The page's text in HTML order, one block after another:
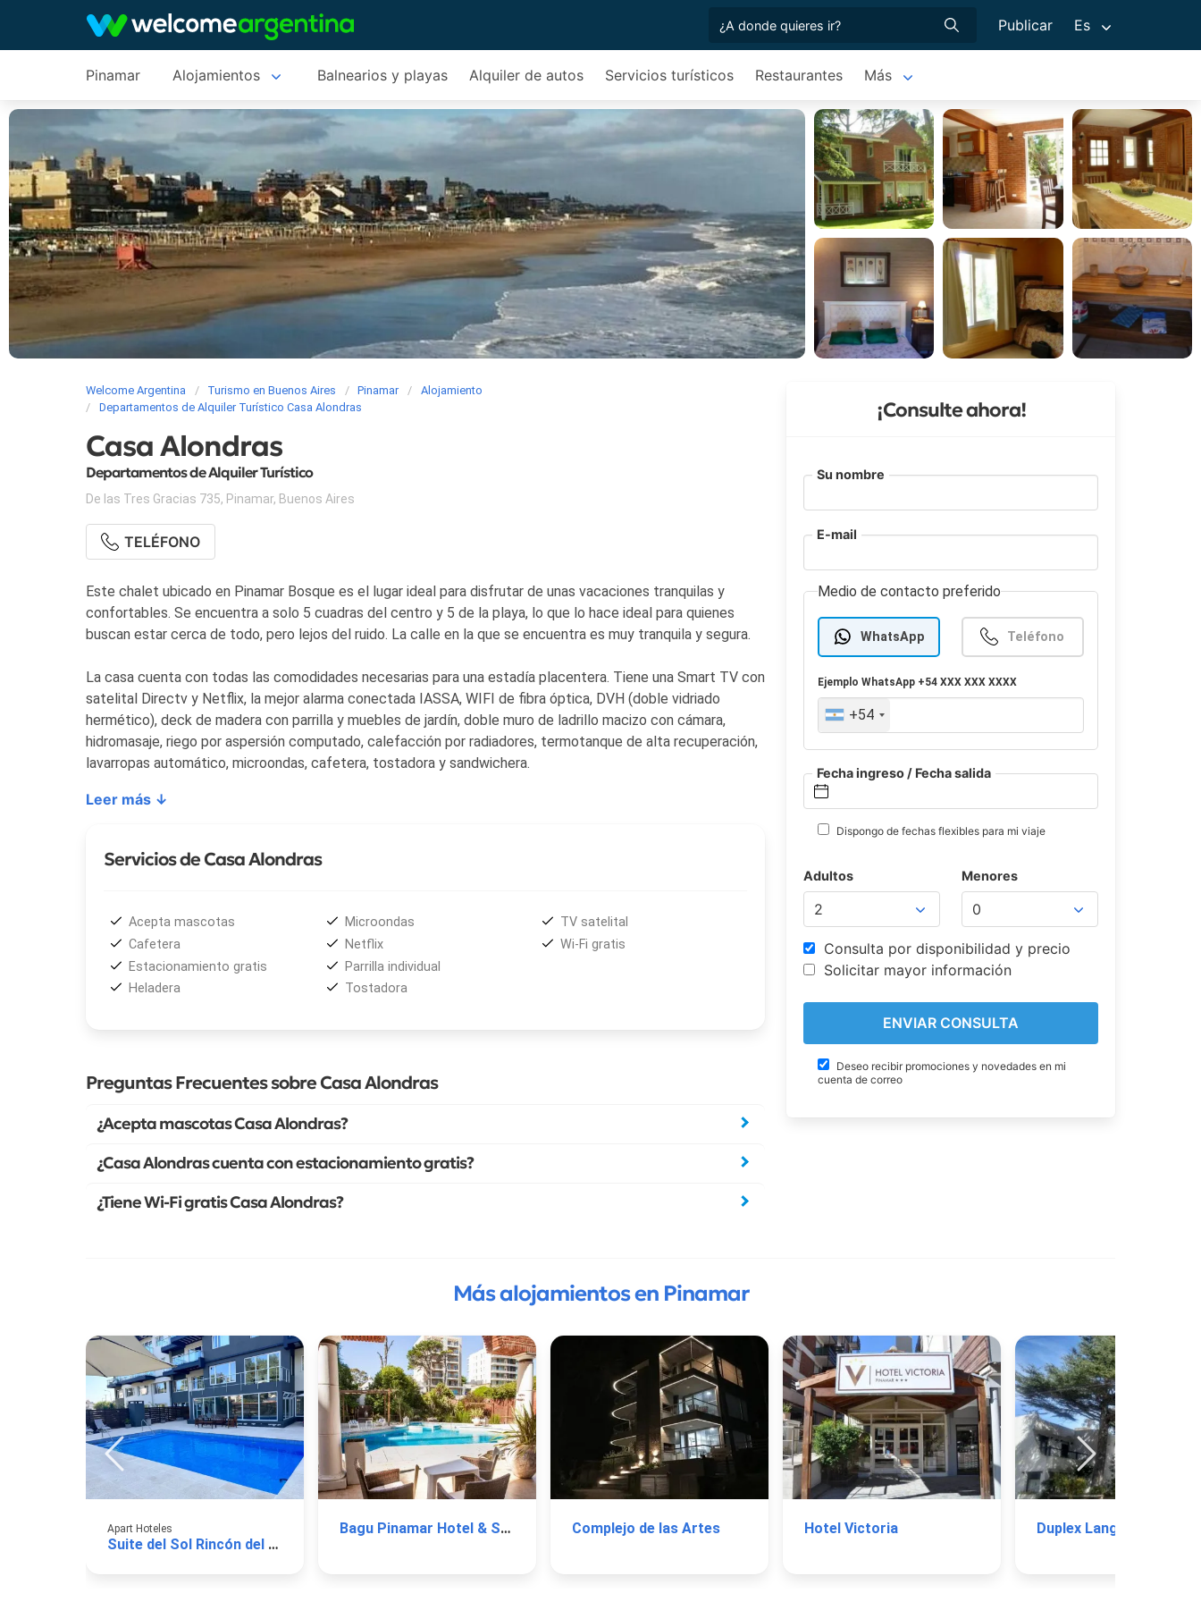
Publicar Es
Pinamar Alojamientos Balnearios y playas Alquiler de autos Servicios turísticos Restaurantes Más
Welcome Argentina Turismo en Buenos Aires Pinamar
Alojamiento
Departamentos de Alquiler Turístico Casa Alondras
Casa Alondras
Departamentos de Alquiler Turístico
De las Tres Gracias 735, Pinamar, Buenos Aires
TELÉFONO
Este chalet ubicado en Pinamar Bosque es el lugar ideal para disfrutar de unas vacaciones tranquilas y
confortables. Se encuentra a solo 5 cuadras del centro y 5 de la playa, lo que lo hace ideal para quienes
buscan estar cerca de todo, pero lejos del ruido. La calle en la que se encuentra es muy tranquila y segura.
La casa cuenta con todas las comodidades necesarias para una estadía placentera. Tiene una Smart TV con
satelital Directv y Netflix, la mejor alarma conectada IASSA, WIFI de fibra óptica, DVH (doble vidriado
hermético), deck de madera con parrilla y muebles de jardín, doble muro de ladrillo macizo con cámara,
hidromasaje, riego por aspersión computado, calefacción por radiadores, termotanque de alta recuperación,
lavarropas automático, microondas, cafetera, tostadora y sandwichera.
Leer más ↓
Servicios de Casa Alondras
Acepta mascotas
Cafetera
Estacionamiento gratis
Heladera
Microondas
Netflix
Parrilla individual
Tostadora
TV satelital
Wi-Fi gratis
Preguntas Frecuentes sobre Casa Alondras
¿Acepta mascotas Casa Alondras?
¿Casa Alondras cuenta con estacionamiento gratis?
¿Tiene Wi-Fi gratis Casa Alondras?
¡Consulte ahora!
Su nombre
E-mail
Medio de contacto preferido
WhatsApp Teléfono
EjemploWhatsApp +54 XXX XXX XXXX
+54
Fecha ingreso / Fecha salida
Dispongo de fechas flexibles para mi viaje
Adultos Menores
Consulta por disponibilidad y precio
Solicitar mayor información
Deseo recibir promociones y novedades en mi
cuenta de correo
Más alojamientos en Pinamar
Apart Hoteles
Suite del Sol Rincón del Sol
Bagu Pinamar Hotel & Spa Complejo de las Artes Hotel Victoria Duplex Langostinos